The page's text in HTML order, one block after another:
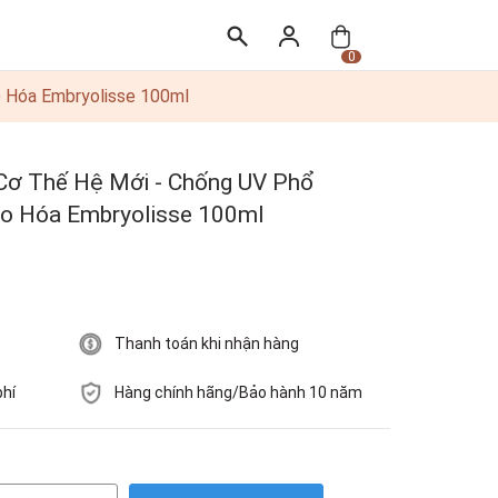
0
Hóa Embryolisse 100ml
Thế Hệ Mới - Chống UV Phổ
Hóa Embryolisse 100ml
Thanh toán khi nhận hàng
Hàng chính hãng/Bảo hành 10 năm